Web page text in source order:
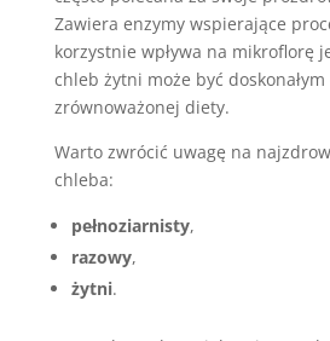
Zawiera enzymy wspierające
korzystnie wpływa na mikroflorę
chleb żytni może być
zrównoważonej diety.
Warto zwrócić uwagę na
chleba:
pełnoziarnisty,
razowy,
żytni.